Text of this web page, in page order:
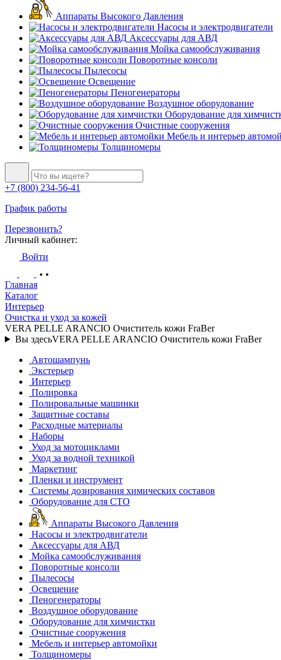
Аппараты Высокого Давления
Насосы и электродвигатели
Аксессуары для АВД
Мойка самообслуживания
Поворотные консоли
Пылесосы
Освещение
Пеногенераторы
Воздушное оборудование
Оборудование для
Очистные сооружения
Мебель и интерьер
Толщиномеры
+7 (800) 234-56-41
График работы
Перезвонить?
Личный кабинет:
Войти
Главная
Каталог
Интерьер
Очистка и уход за кожей
VERA PELLE ARANCIO Очиститель кожи FraBer
Вы здесьVERA PELLE ARANCIO Очиститель кожи FraBer
Автошампунь
Экстерьер
Интерьер
Полировка
Полировальные машинки
Защитные составы
Расходные материалы
Наборы
Уход за мотоциклами
Уход за водной техникой
Маркетинг
Пленки и инструмент
Системы дозирования химических составов
Оборудование для СТО
Аппараты Высокого Давления
Насосы и электродвигатели
Аксессуары для АВД
Мойка самообслуживания
Поворотные консоли
Пылесосы
Освещение
Пеногенераторы
Воздушное оборудование
Оборудование для химчистки
Очистные сооружения
Мебель и интерьер автомойки
Толщиномеры